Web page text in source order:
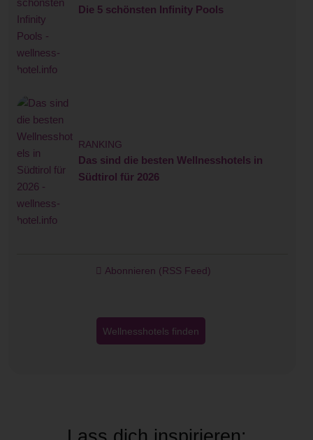
Die 5 schönsten Infinity Pools
RANKING
Das sind die besten Wellnesshotels in
Südtirol für 2026
Abonnieren (RSS Feed)
Wellnesshotels finden